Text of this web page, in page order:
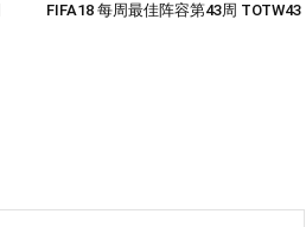
FIFA18 每周最佳阵容第43周 TOTW43